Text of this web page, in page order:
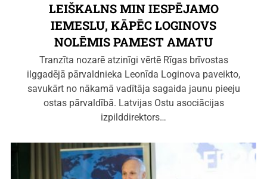
LEIŠKALNS MIN IESPĒJAMO
IEMESLU, KĀPĒC LOGINOVS
NOLĒMIS PAMEST AMATU
Tranzīta nozarē atzinīgi vērtē Rīgas brīvostas
ilggadējā pārvaldnieka Leonīda Loginova paveikto,
savukārt no nākamā vadītāja sagaida jaunu pieeju
ostas pārvaldībā. Latvijas Ostu asociācijas
izpilddirektors…